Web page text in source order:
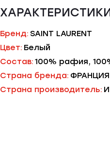
Бренд: SAINT LAURENT
Цвет: Белый
Состав: 100% рафия,
Страна бренда: ФРАНЦИЯ
Страна производитель: